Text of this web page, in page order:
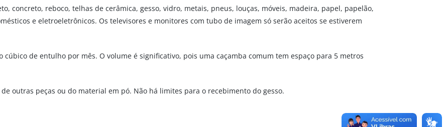
concreto, reboco, telhas de cerâmica, gesso, vidro, metais, pneus, louças, móveis, madeira, papel, papelão,
e eletroeletrônicos. Os televisores e monitores com tubo de imagem só serão aceitos se estiverem
de entulho por mês. O volume é significativo, pois uma caçamba comum tem espaço para 5 metros
outras peças ou do material em pó. Não há limites para o recebimento do gesso.